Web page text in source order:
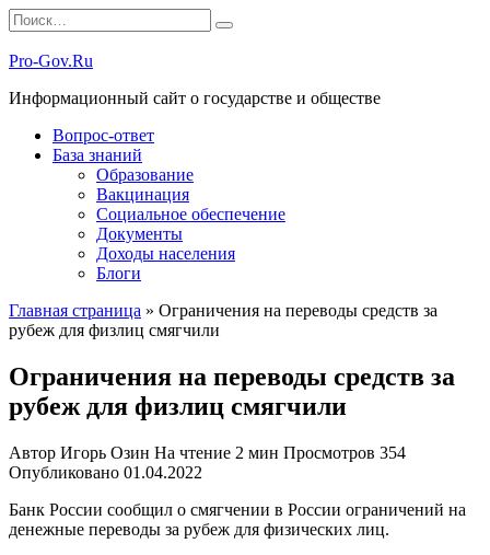
Перейти
к
содержанию
Search
for:
Pro-Gov.Ru
Информационный сайт о государстве и обществе
Вопрос-ответ
База знаний
Образование
Вакцинация
Социальное обеспечение
Документы
Доходы населения
Блоги
Главная страница » Ограничения на переводы средств за
рубеж для физлиц смягчили
Ограничения на переводы средств за
рубеж для физлиц смягчили
Автор Игорь Озин На чтение 2 мин Просмотров 354
Опубликовано 01.04.2022
Банк России сообщил о смягчении в России ограничений на
денежные переводы за рубеж для физических лиц.